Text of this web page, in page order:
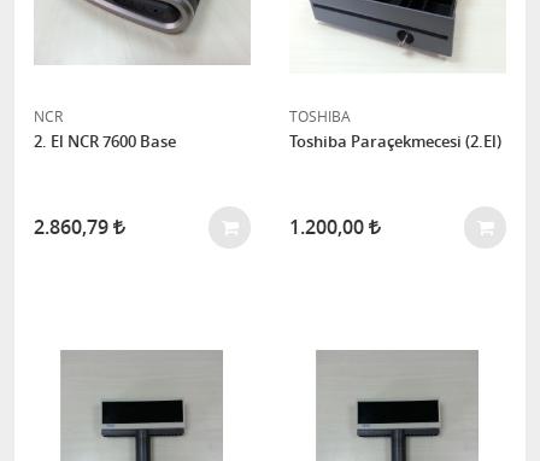
NCR
2. El NCR 7600 Base
2.860,79
TOSHIBA
Toshiba Paraçekmecesi (2.El)
1.200,00